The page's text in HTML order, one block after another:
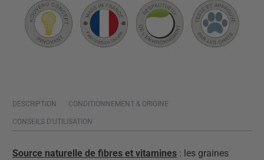
DESCRIPTION CONDITIONNEMENT & ORIGINE
CONSEILS D'UTILISATION
Source naturelle de fibres et vitamines : les graines